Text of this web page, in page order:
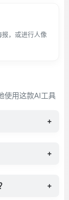
，或进行人像
使用这款AI工具
+
+
+